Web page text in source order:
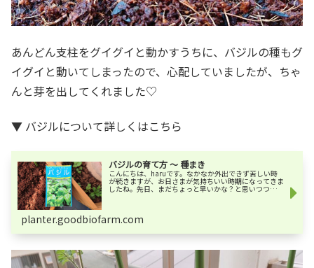
あんどん支柱をグイグイと動かすうちに、バジルの種もグ
イグイと動いてしまったので、心配していましたが、ちゃ
んと芽を出してくれました♡
▼ バジルについて詳しくはこちら
バジルの育て方 ～ 種まき
こんにちは、haruです。なかなか外出できず苦しい時
が続きますが、お日さまが気持ちいい時期になってきま
したね。先日、まだちょっと早いかな？と思いつつも、
planter.goodbiofarm.com